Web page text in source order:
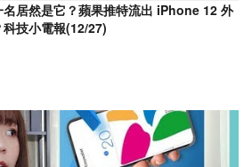
居然是它？蘋果推特流出 iPhone 12 外
技小電報(12/27)